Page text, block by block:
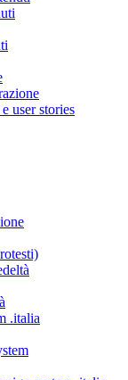
user stories
.italia